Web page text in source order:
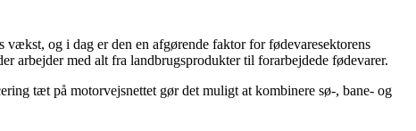
og i dag er den en afgørende faktor for fødevaresektorens
arbejder med alt fra landbrugsprodukter til forarbejdede fødevarer.
tæt på motorvejsnettet gør det muligt at kombinere sø-, bane- og